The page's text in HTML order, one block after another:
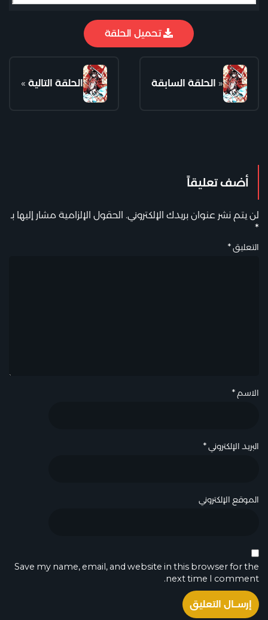
تحميل الحلقة
الحلقة التالية » « الحلقة السابقة
أضف تعليقاً
لن يتم نشر عنوان بريدك الإلكتروني. الحقول الإلزامية مشار إليها بـ
*
التعليق*
الاسم *
البريد الإلكتروني*
الموقع الإلكتروني
Save my name, email, and website in this browser for the
next time I comment.